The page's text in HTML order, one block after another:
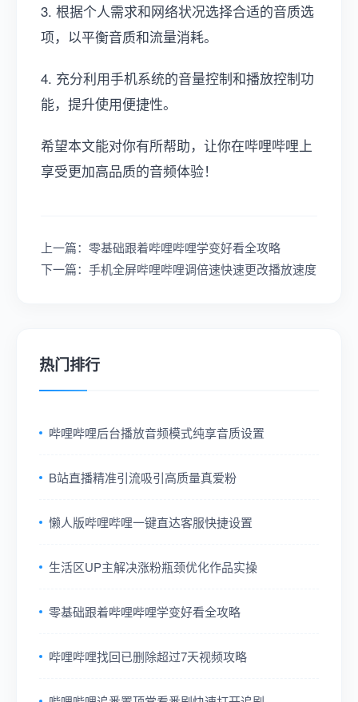
3. 根据个人需求和网络状况选择合适的音质选
项，以平衡音质和流量消耗。
4. 充分利用手机系统的音量控制和播放控制功
能，提升使用便捷性。
希望本文能对你有所帮助，让你在哔哩哔哩上
享受更加高品质的音频体验！
上一篇：零基础跟着哔哩哔哩学变好看全攻略
下一篇：手机全屏哔哩哔哩调倍速快速更改播放速度
热门排行
哔哩哔哩后台播放音频模式纯享音质设置
B站直播精准引流吸引高质量真爱粉
懒人版哔哩哔哩一键直达客服快捷设置
生活区UP主解决涨粉瓶颈优化作品实操
零基础跟着哔哩哔哩学变好看全攻略
哔哩哔哩找回已删除超过7天视频攻略